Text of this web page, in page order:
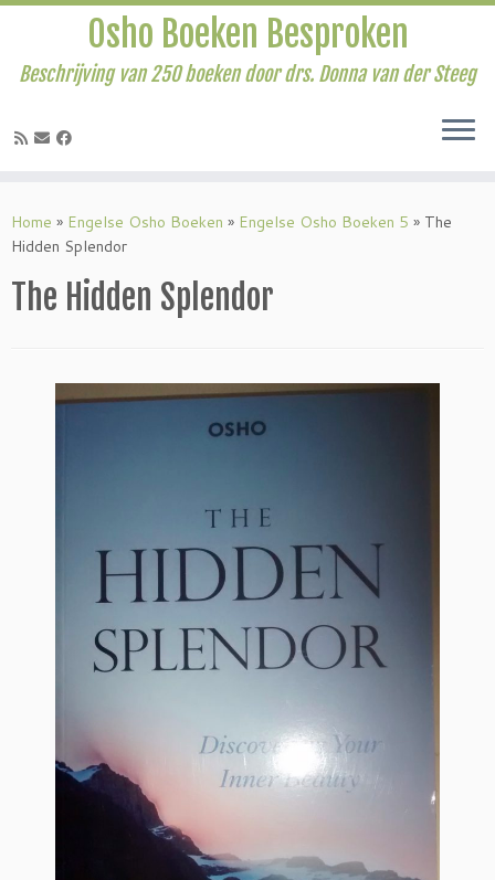
naar
inhoud
Osho Boeken Besproken
Beschrijving van 250 boeken door drs. Donna van der Steeg
Home » Engelse Osho Boeken » Engelse Osho Boeken 5 » The
Hidden Splendor
The Hidden Splendor